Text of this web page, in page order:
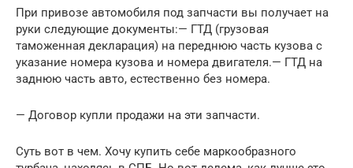
При привозе автомобиля под запчасти вы получает на
руки следующие документы:— ГТД (грузовая
таможенная декларация) на переднюю часть кузова с
указание номера кузова и номера двигателя.— ГТД на
заднюю часть авто, естественно без номера.
— Договор купли продажи на эти запчасти.
Суть вот в чем. Хочу купить себе маркообразного